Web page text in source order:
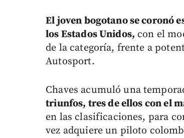
El joven bogotano se coronó
los Estados Unidos, con el
de la categoría, frente a
Autosport.
Chaves acumuló una
triunfos, tres de ellos con el
en las clasificaciones, para
vez adquiere un piloto